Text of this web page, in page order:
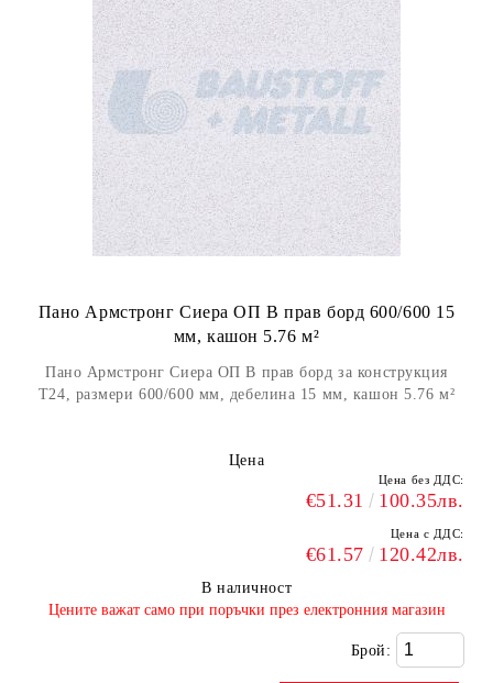
Пано Армстронг Сиера ОП В прав борд 600/600 15
мм, кашон 5.76 м²
Пано Армстронг Сиера ОП В прав борд за конструкция
Т24, размери 600/600 мм, дебелина 15 мм, кашон 5.76 м²
Цена
Цена без ДДС:
€51.31 100.35лв.
Цена с ДДС:
€61.57 120.42лв.
В наличност
​Цените важат само при поръчки през електронния магазин
Брой: